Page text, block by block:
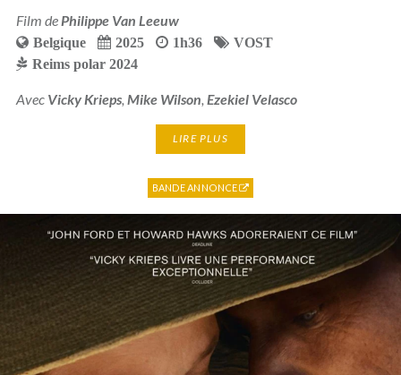
Film dePhilippe Van Leeuw
Belgique 2025 1h36
VOST
Reims polar 2024
Avec Vicky Krieps, Mike Wilson, Ezekiel Velasco
LIRE PLUS
BANDE ANNONCE